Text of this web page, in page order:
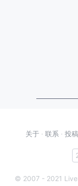
关于 · 联系 · 投稿
© 2007 - 2021